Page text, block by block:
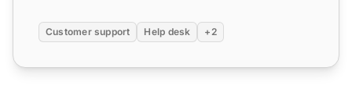
Customer support Help desk +2